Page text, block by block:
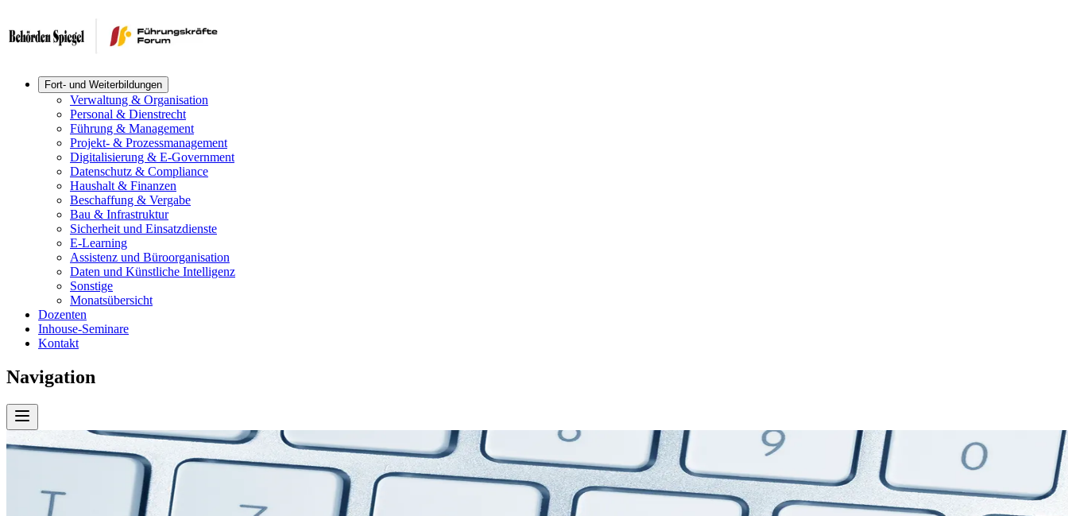
Fort- und Weiterbildungen
Verwaltung & Organisation
Personal & Dienstrecht
Führung & Management
Projekt- & Prozessmanagement
Digitalisierung & E-Government
Datenschutz & Compliance
Haushalt & Finanzen
Beschaffung & Vergabe
Bau & Infrastruktur
Sicherheit und Einsatzdienste
E-Learning
Assistenz und Büroorganisation
Daten und Künstliche Intelligenz
Sonstige
Monatsübersicht
Dozenten
Inhouse-Seminare
Kontakt
Navigation